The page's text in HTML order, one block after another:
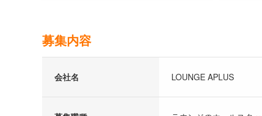
募集内容
会社名 LOUNGE APLUS